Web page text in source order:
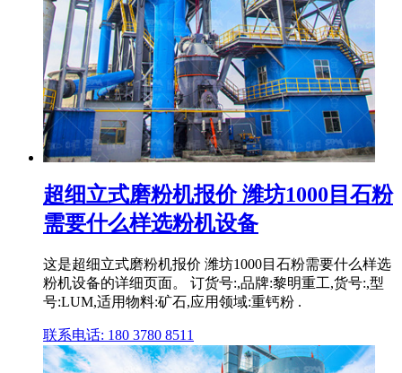
超细立式磨粉机报价 潍坊1000目石粉
需要什么样选粉机设备
这是超细立式磨粉机报价 潍坊1000目石粉需要什么样选
粉机设备的详细页面。 订货号:,品牌:黎明重工,货号:,型
号:LUM,适用物料:矿石,应用领域:重钙粉 .
联系电话: 180 3780 8511